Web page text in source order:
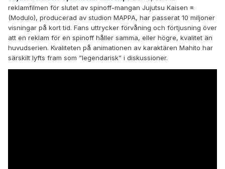
reklamfilmen för slutet av spinoff-mangan Jujutsu Kaisen ≡
(Modulo), producerad av studion MAPPA, har passerat 10 miljoner
visningar på kort tid. Fans uttrycker förvåning och förtjusning över
att en reklam för en spinoff håller samma, eller högre, kvalitet än
huvudserien. Kvaliteten på animationen av karaktären Mahito har
särskilt lyfts fram som ”legendarisk” i diskussioner.